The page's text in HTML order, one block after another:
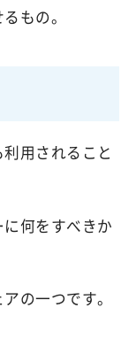
もの。
用されること
何をすべきか
の一つです。